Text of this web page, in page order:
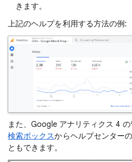
きます。
上記のヘルプを利用する方法の例:
また、Google アナリティクス 4
検索ボックスからヘルプセンター
ともできます。